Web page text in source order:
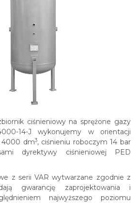
ciśnieniowy na sprężone gazy
14-J wykonujemy w orientacji
4000 dm3, ciśnieniu roboczym 14 bar
dyrektywy ciśnieniowej PED
z serii VAR wytwarzane zgodnie z
gwarancję zaprojektowania i
najwyższego poziomu